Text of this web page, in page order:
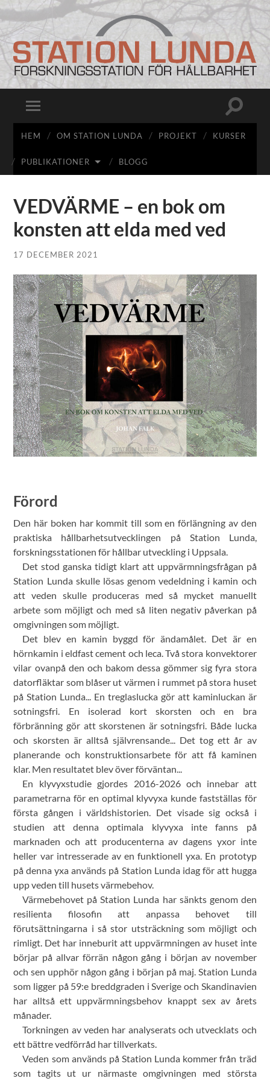
Station
Lunda
Slå
på/av
mobilmeny
Slå
HEM OM STATION LUNDA PROJEKT KURSER
PUBLIKATIONER BLOGG
VEDVÄRME – en bok om
konsten att elda med ved
17 DECEMBER 2021
Förord
Den här boken har kommit till som en förlängning av den
praktiska hållbarhetsutvecklingen på Station Lunda,
forskningsstationen för hållbar utveckling i Uppsala.
Det stod ganska tidigt klart att uppvärmningsfrågan på
Station Lunda skulle lösas genom vedeldning i kamin och
att veden skulle produceras med så mycket manuellt
arbete som möjligt och med så liten negativ påverkan på
omgivningen som möjligt.
Det blev en kamin byggd för ändamålet. Det är en
hörnkamin i eldfast cement och leca. Två stora konvektorer
vilar ovanpå den och bakom dessa gömmer sig fyra stora
datorfläktar som blåser ut värmen i rummet på stora huset
på Station Lunda... En treglaslucka gör att kaminluckan är
sotningsfri. En isolerad kort skorsten och en bra
förbränning gör att skorstenen är sotningsfri. Både lucka
och skorsten är alltså självrensande... Det tog ett år av
planerande och konstruktionsarbete för att få kaminen
klar. Men resultatet blev över förväntan...
En klyvyxstudie gjordes 2016-2026 och innebar att
parametrarna för en optimal klyvyxa kunde fastställas för
första gången i världshistorien. Det visade sig också i
studien att denna optimala klyvyxa inte fanns på
marknaden och att producenterna av dagens yxor inte
heller var intresserade av en funktionell yxa. En prototyp
på denna yxa används på Station Lunda idag för att hugga
upp veden till husets värmebehov.
Värmebehovet på Station Lunda har sänkts genom den
resilienta filosofin att anpassa behovet till
förutsättningarna i så stor utsträckning som möjligt och
rimligt. Det har inneburit att uppvärmningen av huset inte
börjar på allvar förrän någon gång i början av november
och sen upphör någon gång i början på maj. Station Lunda
som ligger på 59:e breddgraden i Sverige och Skandinavien
har alltså ett uppvärmningsbehov knappt sex av årets
månader.
Torkningen av veden har analyserats och utvecklats och
ett bättre vedförråd har tillverkats.
Veden som används på Station Lunda kommer från träd
som tagits ut ur närmaste omgivningen med största